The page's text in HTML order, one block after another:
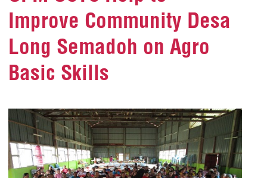
Improve Community Desa
Long Semadoh on Agro
Basic Skills